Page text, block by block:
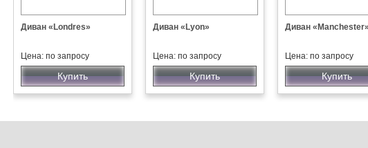
Диван «Londres»
Цена: по запросу
Купить
Диван «Lyon»
Цена: по запросу
Купить
Диван «Manchester»
Цена: по запросу
Купить